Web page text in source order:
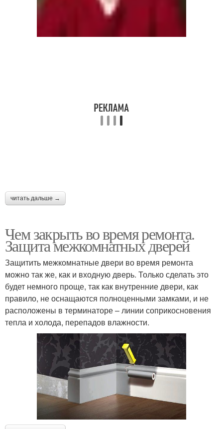
читать дальше →
Чем закрыть во время ремонта.
Защита межкомнатных дверей
Защитить межкомнатные двери во время ремонта
можно так же, как и входную дверь. Только сделать это
будет немного проще, так как внутренние двери, как
правило, не оснащаются полноценными замками, и не
расположены в терминаторе – линии соприкосновения
тепла и холода, перепадов влажности.